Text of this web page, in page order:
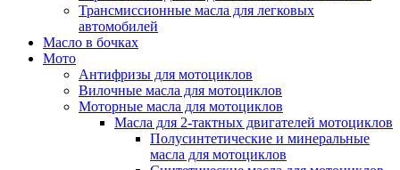
Трансмиссионные масла для легковых
автомобилей
Масло в бочках
Мото
Антифризы для мотоциклов
Вилочные масла для мотоциклов
Моторные масла для мотоциклов
Масла для 2-тактных двигателей мотоциклов
Полусинтетические и минеральные
масла для мотоциклов